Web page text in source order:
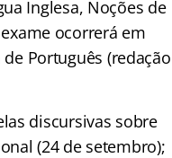
Inglesa, Noções de
ocorrerá em
Português (redação
discursivas sobre
(24 de setembro);